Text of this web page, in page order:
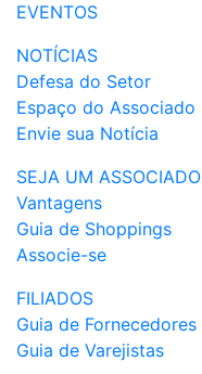
EVENTOS
NOTÍCIAS
Defesa do Setor
Espaço do Associado
Envie sua Notícia
SEJA UM ASSOCIADO
Vantagens
Guia de Shoppings
Associe-se
FILIADOS
Guia de Fornecedores
Guia de Varejistas